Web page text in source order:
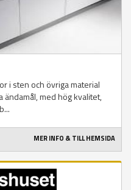
i sten och övriga material
ändamål, med hög kvalitet,
MER INFO & TILL HEMSIDA